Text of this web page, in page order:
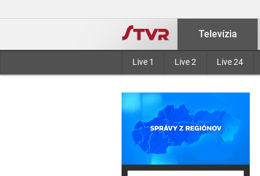
Televízia
Live 1 Live 2 Live 24